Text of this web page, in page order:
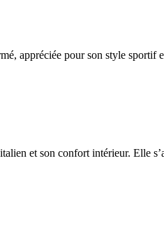
appréciée pour son style
et son confort intérieur. Elle